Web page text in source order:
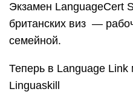
Экзамен LanguageCert
британских виз —
семейной.
Теперь в Language Link
Linguaskill